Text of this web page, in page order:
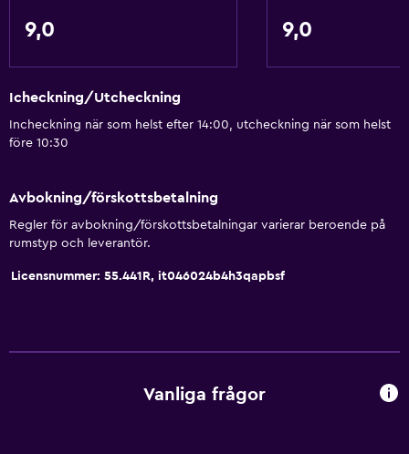
Övre våningar nås via trappor
Rökningsområden
Bidé
Hårfön
9,0 9,0
Icheckning/Utcheckning
Incheckning när som helst efter 14:00, utcheckning när som helst
före 10:30
Avbokning/förskottsbetalning
Regler för avbokning/förskottsbetalningar varierar beroende på
rumstyp och leverantör.
Licensnummer: 55.441R, it046024b4h3qapbsf
Vanliga frågor